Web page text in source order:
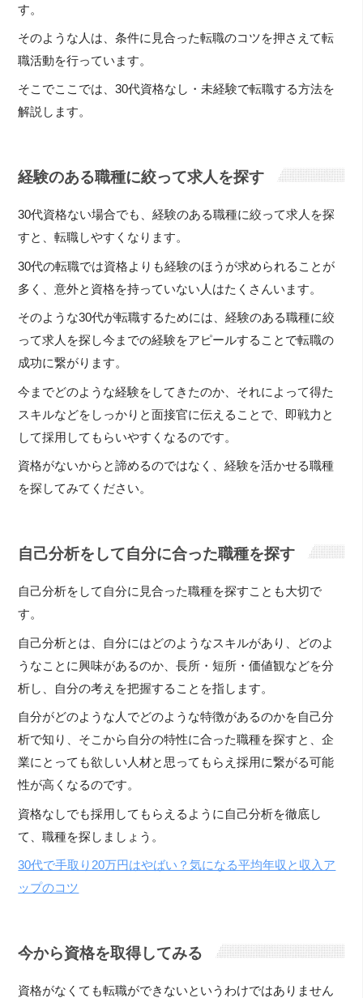
す。
そのような人は、条件に見合った転職のコツを押さえて転
職活動を行っています。
そこでここでは、30代資格なし・未経験で転職する方法を
解説します。
経験のある職種に絞って求人を探す
30代資格ない場合でも、経験のある職種に絞って求人を探
すと、転職しやすくなります。
30代の転職では資格よりも経験のほうが求められることが
多く、意外と資格を持っていない人はたくさんいます。
そのような30代が転職するためには、経験のある職種に絞
って求人を探し今までの経験をアピールすることで転職の
成功に繋がります。
今までどのような経験をしてきたのか、それによって得た
スキルなどをしっかりと面接官に伝えることで、即戦力と
して採用してもらいやすくなるのです。
資格がないからと諦めるのではなく、経験を活かせる職種
を探してみてください。
自己分析をして自分に合った職種を探す
自己分析をして自分に見合った職種を探すことも大切で
す。
自己分析とは、自分にはどのようなスキルがあり、どのよ
うなことに興味があるのか、長所・短所・価値観などを分
析し、自分の考えを把握することを指します。
自分がどのような人でどのような特徴があるのかを自己分
析で知り、そこから自分の特性に合った職種を探すと、企
業にとっても欲しい人材と思ってもらえ採用に繋がる可能
性が高くなるのです。
資格なしでも採用してもらえるように自己分析を徹底し
て、職種を探しましょう。
30代で手取り20万円はやばい？気になる平均年収と収入ア
ップのコツ
今から資格を取得してみる
資格がなくても転職ができないというわけではありません